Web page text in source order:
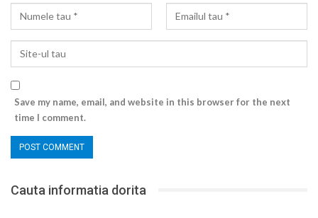
Save my name, email, and website in this browser for the next
time I comment.
Cauta informatia dorita